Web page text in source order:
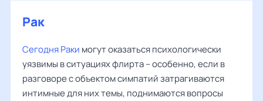
Рак
Сегодня Раки могут оказаться психологически
уязвимы в ситуациях флирта – особенно, если в
разговоре с объектом симпатий затрагиваются
интимные для них темы, поднимаются вопросы